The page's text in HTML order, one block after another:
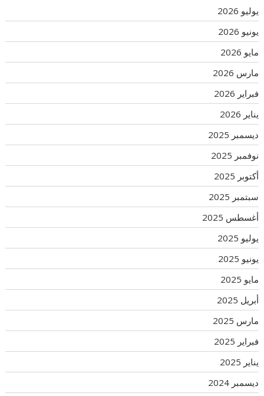
يوليو 2026
يونيو 2026
مايو 2026
مارس 2026
فبراير 2026
يناير 2026
ديسمبر 2025
نوفمبر 2025
أكتوبر 2025
سبتمبر 2025
أغسطس 2025
يوليو 2025
يونيو 2025
مايو 2025
أبريل 2025
مارس 2025
فبراير 2025
يناير 2025
ديسمبر 2024